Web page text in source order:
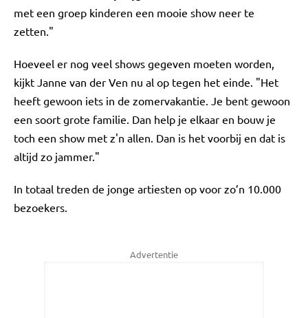
met een groep kinderen een mooie show neer te
zetten."
Hoeveel er nog veel shows gegeven moeten worden,
kijkt Janne van der Ven nu al op tegen het einde. "Het
heeft gewoon iets in de zomervakantie. Je bent gewoon
een soort grote familie. Dan help je elkaar en bouw je
toch een show met z'n allen. Dan is het voorbij en dat is
altijd zo jammer."
In totaal treden de jonge artiesten op voor zo’n 10.000
bezoekers.
Advertentie